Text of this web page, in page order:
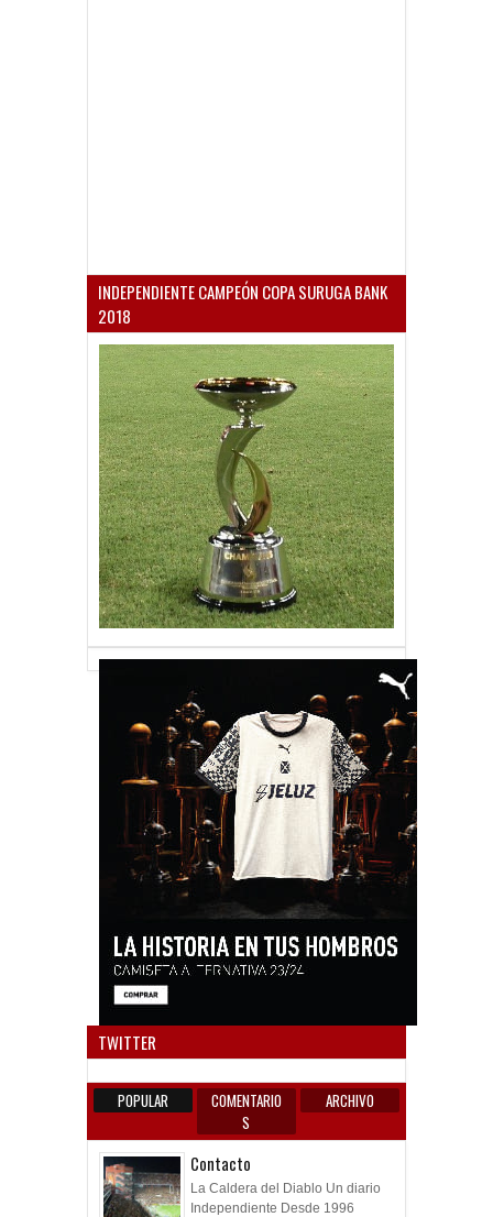
INDEPENDIENTE CAMPEÓN COPA SURUGA BANK
2018
TWITTER
POPULAR
COMENTARIO
S
ARCHIVO
Contacto
La Caldera del Diablo Un diario
Independiente Desde 1996